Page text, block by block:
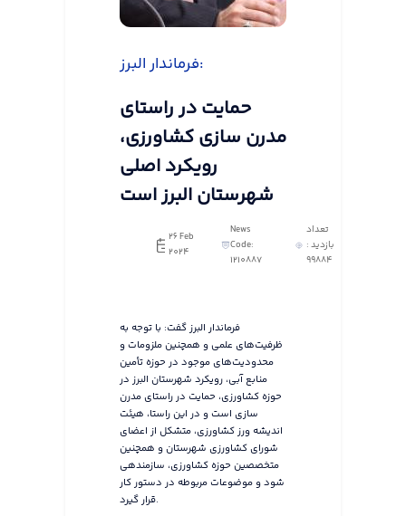
فرماندار البرز:
حمایت در راستای
مدرن سازی کشاورزی،
رویکرد اصلی
شهرستان البرز است
26 Feb
2024
News
Code:
1210887
تعداد
بازدید :
99884
فرماندار البرز گفت: با توجه به
ظرفیت‌های علمی و همچنین ملزومات و
محدودیت‌های موجود در حوزه تأمین
منابع آبی، رویکرد شهرستان البرز در
حوزه کشاورزی، حمایت در راستای مدرن
سازی است و در این راستا، هیئت
اندیشه ورز کشاورزی، متشکل از اعضای
شورای کشاورزی شهرستان و همچنین
متخصصین حوزه کشاورزی، سازمندهی
شود و موضوعات مربوطه در دستور کار
قرار گیرد.